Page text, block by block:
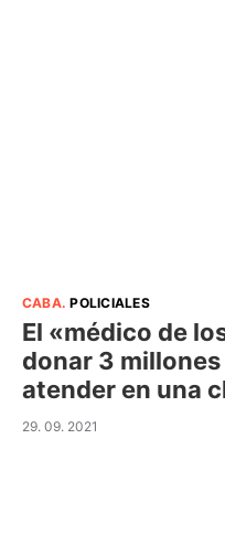
CABA.POLICIALES
El «médico de
donar 3
atender en una
29. 09. 2021